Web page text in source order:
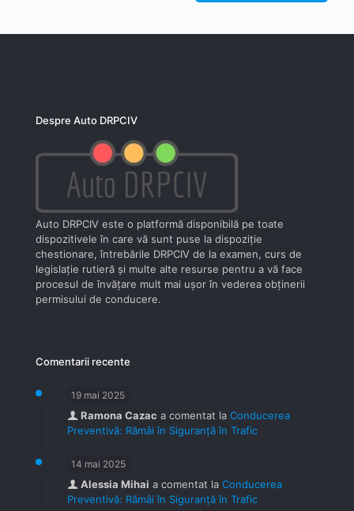
Despre Auto DRPCIV
Auto DRPCIV este o platformă disponibilă pe toate
dispozitivele în care vă sunt puse la dispoziţie
chestionare, întrebările DRPCIV de la examen, curs de
legislaţie rutieră şi multe alte resurse pentru a vă face
procesul de învăţare mult mai uşor în vederea obţinerii
permisului de conducere.
Comentarii recente
19 mai 2025
Ramona Cazac a comentat la Conducerea
Preventivă: Rămâi în Siguranță în Trafic
14 mai 2025
Alessia Mihai a comentat la Conducerea
Preventivă: Rămâi în Siguranță în Trafic